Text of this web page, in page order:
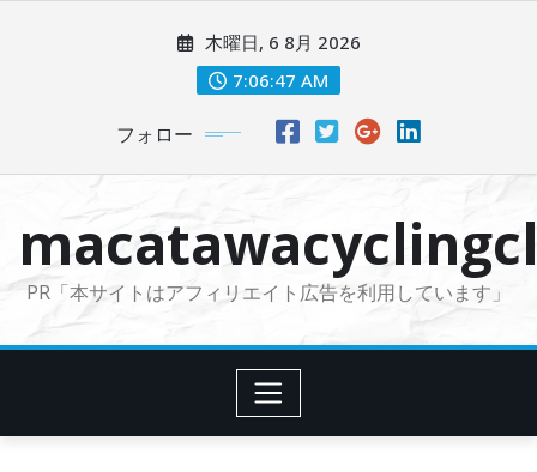
に
木曜日, 6 8月 2026
7:06:50 AM
フォロー
PR「本サイトはアフィリエイト広告を利用しています」